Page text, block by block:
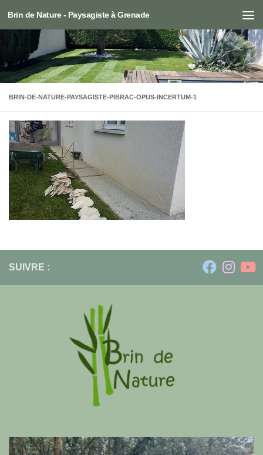
Skip to content
Brin de Nature - Paysagiste à Grenade
BRIN-DE-NATURE-PAYSAGISTE-PIBRAC-OPUS-INCERTUM-1
SUIVRE :